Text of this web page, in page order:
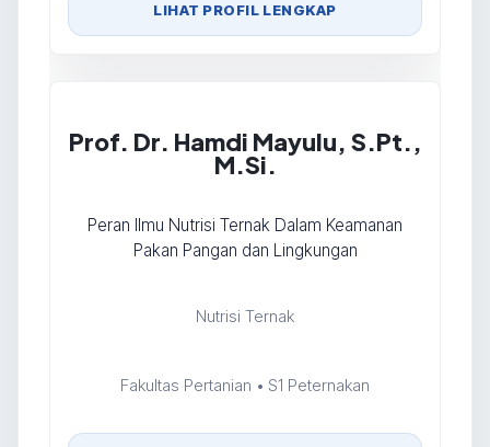
LIHAT PROFIL LENGKAP
Prof. Dr. Hamdi Mayulu, S.Pt.,
M.Si.
Peran Ilmu Nutrisi Ternak Dalam Keamanan
Pakan Pangan dan Lingkungan
Nutrisi Ternak
Fakultas Pertanian • S1 Peternakan